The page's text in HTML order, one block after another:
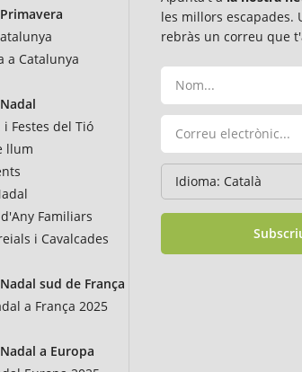
a Catalunya
Festes del Tió
llum
Familiars
i Cavalcades
sud de França
a França 2025
a Europa
les millors escapades.
rebràs un correu que